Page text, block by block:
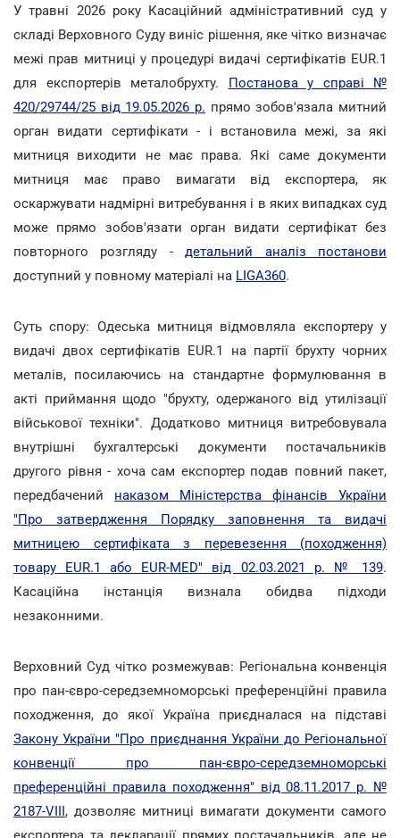
У травні 2026 року Касаційний адміністративний суд у
складі Верховного Суду виніс рішення, яке чітко визначає
межі прав митниці у процедурі видачі сертифікатів EUR.1
для експортерів металобрухту. Постанова у справі №
420/29744/25 від 19.05.2026 р. прямо зобов'язала митний
орган видати сертифікати - і встановила межі, за які
митниця виходити не має права. Які саме документи
митниця має право вимагати від експортера, як
оскаржувати надмірні витребування і в яких випадках суд
може прямо зобов'язати орган видати сертифікат без
повторного розгляду -детальний аналіз постанови
доступний у повному матеріалі на LIGA360.
Суть спору: Одеська митниця відмовляла експортеру у
видачі двох сертифікатів EUR.1 на партії брухту чорних
металів, посилаючись на стандартне формулювання в
акті приймання щодо "брухту, одержаного від утилізації
військової техніки". Додатково митниця витребовувала
внутрішні бухгалтерські документи постачальників
другого рівня - хоча сам експортер подав повний пакет,
передбачений наказом Міністерства фінансів України
"Про затвердження Порядку заповнення та видачі
митницею сертифіката з перевезення (походження)
товару EUR.1 або EUR-MED" від 02.03.2021 р. № 139.
Касаційна інстанція визнала обидва підходи
незаконними.
Верховний Суд чітко розмежував: Регіональна конвенція
про пан-євро-середземноморські преференційні правила
походження, до якої Україна приєдналася на підставі
Закону України "Про приєднання України до Регіональної
конвенції про пан-євро-середземноморські
преференційні правила походження" від 08.11.2017 р. №
2187-VIII, дозволяє митниці вимагати документи самого